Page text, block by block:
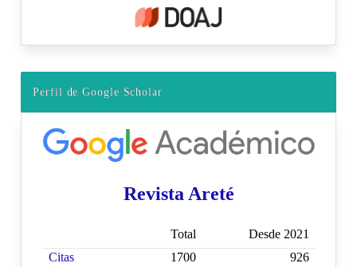
Perfil de Google Scholar